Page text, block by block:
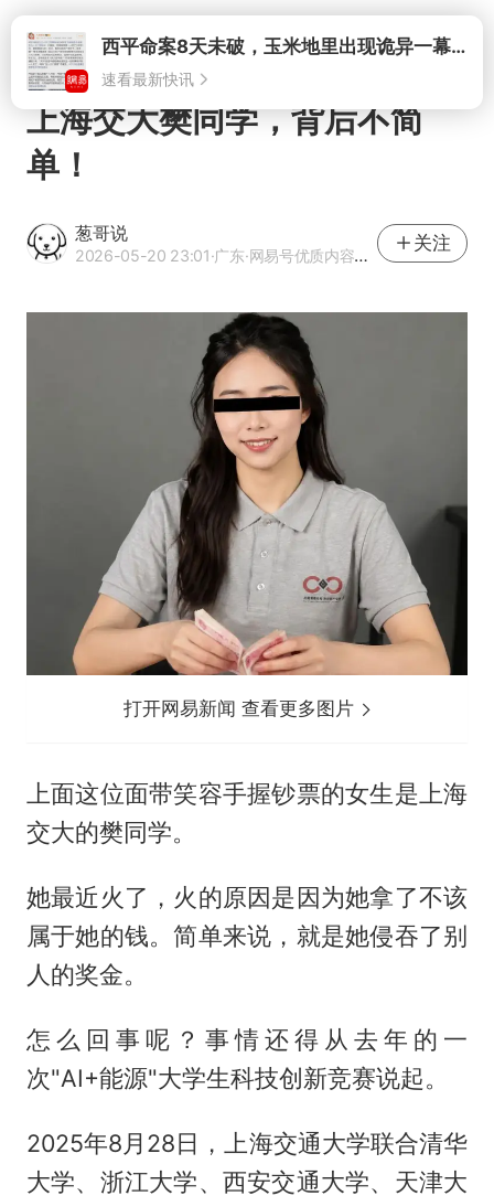
打开
上海交大樊同学，背后不简
单！
葱哥说
2026-05-20 23:01·广东·网易号优质内容创作者
关注
打开网易新闻 查看更多图片
上面这位面带笑容手握钞票的女生是上海
交大的樊同学。
她最近火了，火的原因是因为她拿了不该
属于她的钱。简单来说，就是她侵吞了别
人的奖金。
怎么回事呢？事情还得从去年的一
次"AI+能源"大学生科技创新竞赛说起。
2025年8月28日，上海交通大学联合清华
大学、浙江大学、西安交通大学、天津大